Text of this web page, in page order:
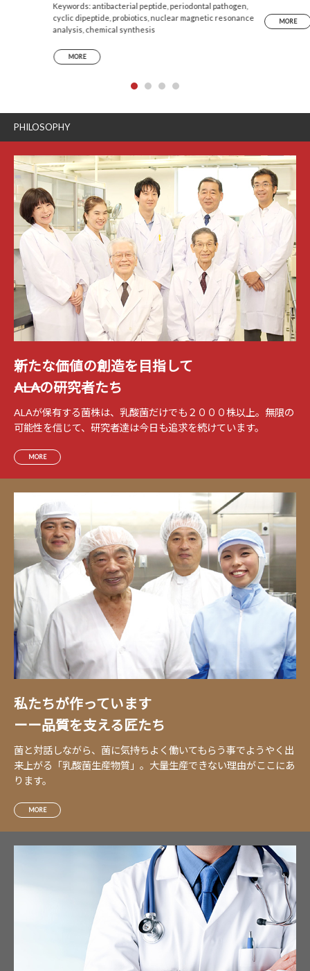
Produces a Cyclic Dipeptide That Suppresses the
Periodontal Pathogens Porphyromonas gingivalis
and Prevotella intermedia
Keywords: antibacterial peptide, periodontal pathogen,
cyclic dipeptide, probiotics, nuclear magnetic resonance
analysis, chemical synthesis
MORE
MORE
PHILOSOPHY
新たな価値の創造を目指して
――ALAの研究者たち
ALAが保有する菌株は、乳酸菌だけでも２０００株以上。無限の
可能性を信じて、研究者達は今日も追求を続けています。
MORE
私たちが作っています
ーー品質を支える匠たち
菌と対話しながら、菌に気持ちよく働いてもらう事でようやく出
来上がる「乳酸菌生産物質」。大量生産できない理由がここにあ
ります。
MORE